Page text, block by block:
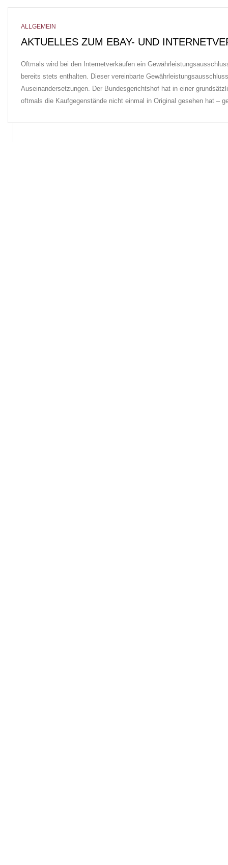
ALLGEMEIN
AKTUELLES ZUM EBAY- UND
Oftmals wird bei den Internetverkäufen ein
bereits stets enthalten. Dieser vereinbarte
Auseinandersetzungen. Der Bundesgerichtshof hat in einer
oftmals die Kaufgegenstände nicht einmal in Original gesehen hat –